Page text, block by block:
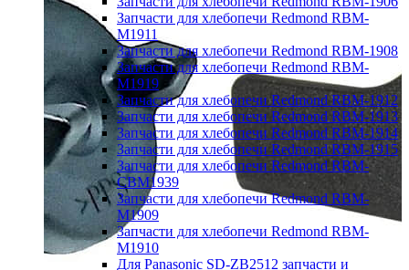
Запчасти для хлебопечи Redmond RBM-
M1911
Запчасти для хлебопечи Redmond RBM-1908
Запчасти для хлебопечи Redmond RBM-
M1919
Запчасти для хлебопечи Redmond RBM-1912
Запчасти для хлебопечи Redmond RBM-1913
Запчасти для хлебопечи Redmond RBM-1914
Запчасти для хлебопечи Redmond RBM-1915
Запчасти для хлебопечи Redmond RBM-
CBM1939
Запчасти для хлебопечи Redmond RBM-
M1909
Запчасти для хлебопечи Redmond RBM-
M1910
Для Panasonic SD-ZB2512 запчасти и